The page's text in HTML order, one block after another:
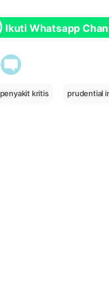
Ikuti Whatsapp
penyakit kritis prudential